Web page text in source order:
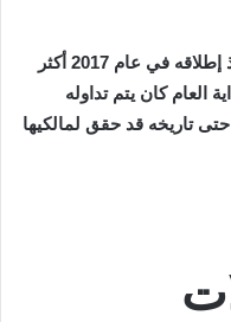
يعد التقدم الذي أحرزه الرمز المميز منذ إطلاقه في عام 2017 أكثر
العام كان يتم تداوله
بحوالي 40 دولارًا – وهذا يعني أن BNB حتى تاريخه قد حقق لمالكيها